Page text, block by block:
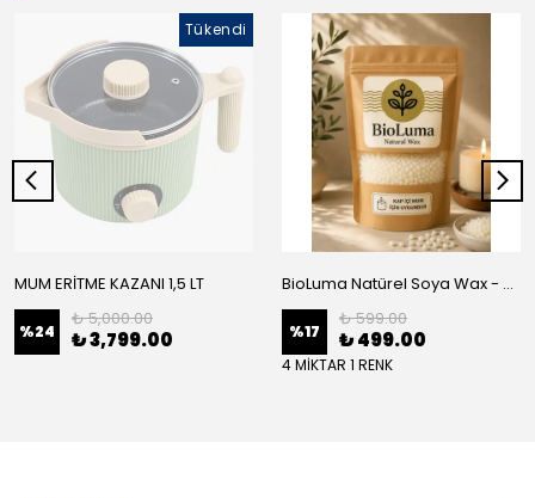
Tükendi
MUM ERİTME KAZANI 1,5 LT
%24
₺ 5,000.00
₺ 3,799.00
BioLuma Natürel Soya Wax - Kap İçi Mum
%17
₺ 599.00
₺ 499.00
4 MİKTAR 1 RENK